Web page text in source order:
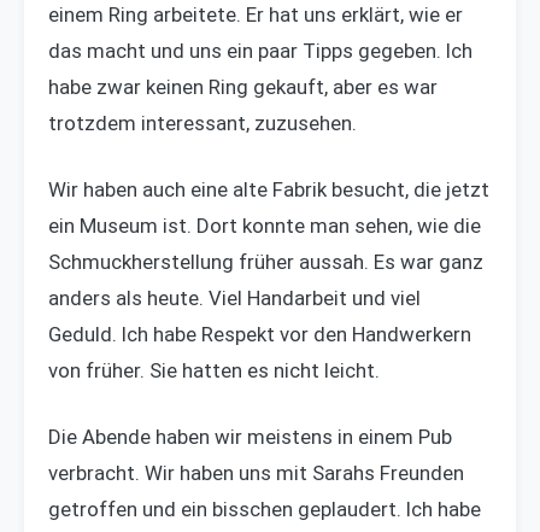
einem Ring arbeitete. Er hat uns erklärt, wie er
das macht und uns ein paar Tipps gegeben. Ich
habe zwar keinen Ring gekauft, aber es war
trotzdem interessant, zuzusehen.
Wir haben auch eine alte Fabrik besucht, die jetzt
ein Museum ist. Dort konnte man sehen, wie die
Schmuckherstellung früher aussah. Es war ganz
anders als heute. Viel Handarbeit und viel
Geduld. Ich habe Respekt vor den Handwerkern
von früher. Sie hatten es nicht leicht.
Die Abende haben wir meistens in einem Pub
verbracht. Wir haben uns mit Sarahs Freunden
getroffen und ein bisschen geplaudert. Ich habe